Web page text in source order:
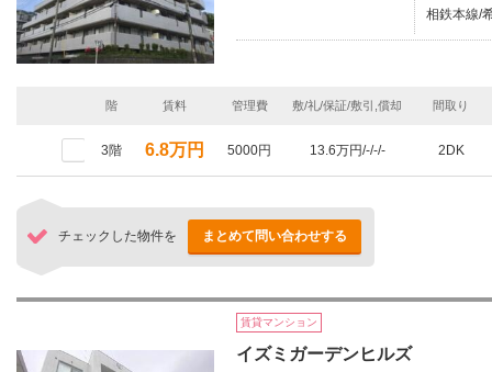
相鉄本線/
階 賃料 管理費 敷/礼/保証/敷引,償却 間取り
3階 6.8万円 5000円 13.6万円/-/-/- 2DK
チェックした物件を まとめて問い合わせする
賃貸マンション
イズミガーデンヒルズ